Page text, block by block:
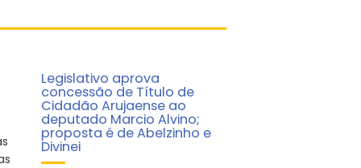
Legislativo aprova
concessão de Título de
Cidadão Arujaense ao
deputado Marcio Alvino;
proposta é de Abelzinho e
Divinei